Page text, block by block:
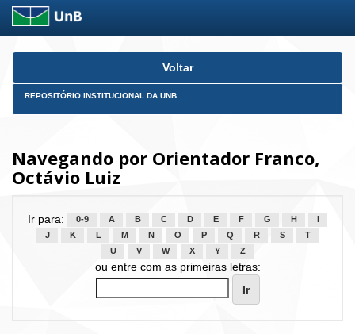
Skip
Voltar
REPOSITÓRIO INSTITUCIONAL DA UNB
Navegando por Orientador Franco,
Octávio Luiz
Ir para: 0-9 A B C D E F G H
J
K L M N O P Q R S
T
U
V W X Y Z
ou entre com as primeiras letras: